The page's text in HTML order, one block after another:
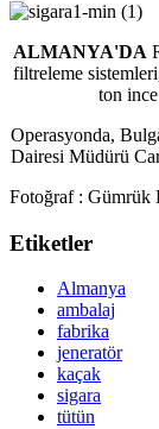
ALMANYA'DA
filtreleme
ton
Operasyonda,
Dairesi Müdürü
Fotoğraf : Gümrük
Etiketler
Almanya
ambalaj
fabrika
jeneratör
kaçak
sigara
tütün